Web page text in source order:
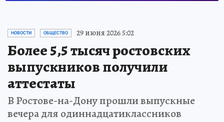
НОВОСТИ ОБЩЕСТВО 29 июня 2026 5:02
Более 5,5 тысяч ростовских
выпускников получили
аттестаты
В Ростове-на-Дону прошли выпускные
вечера для одиннадцатиклассников